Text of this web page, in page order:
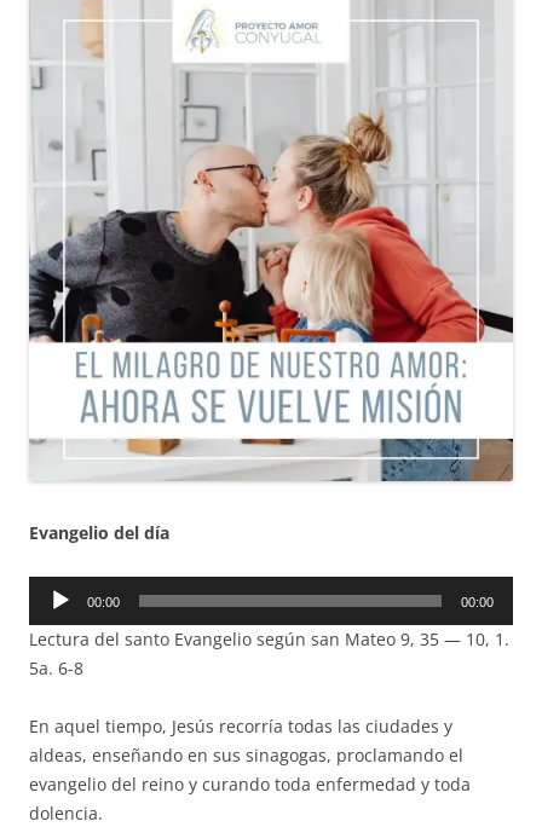
Evangelio del día
Reproductor
audio
00:00 00:00
Lectura del santo Evangelio según san Mateo 9, 35 — 10, 1.
5a. 6-8
En aquel tiempo, Jesús recorría todas las ciudades y
aldeas, enseñando en sus sinagogas, proclamando el
evangelio del reino y curando toda enfermedad y toda
dolencia.